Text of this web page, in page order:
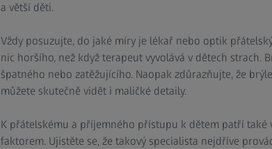
a větší děti.
Vždy posuzujte, do jaké míry je lékař nebo optik
nic horšího, než když terapeut vyvolává v dětech strach.
špatného nebo zatěžujícího. Naopak zdůrazňujte, že
můžete skutečně vidět i maličké detaily.
K přátelskému a příjemného přístupu k dětem patří
faktorem. Ujistěte se, že takový specialista nejdříve